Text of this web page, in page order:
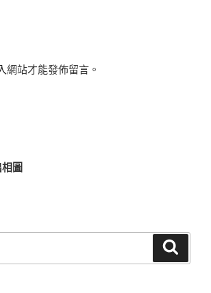
網站才能發佈留言。
相圖